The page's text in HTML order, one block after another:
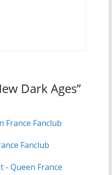
Dark Ages”
France Fanclub
Fanclub
- Queen France